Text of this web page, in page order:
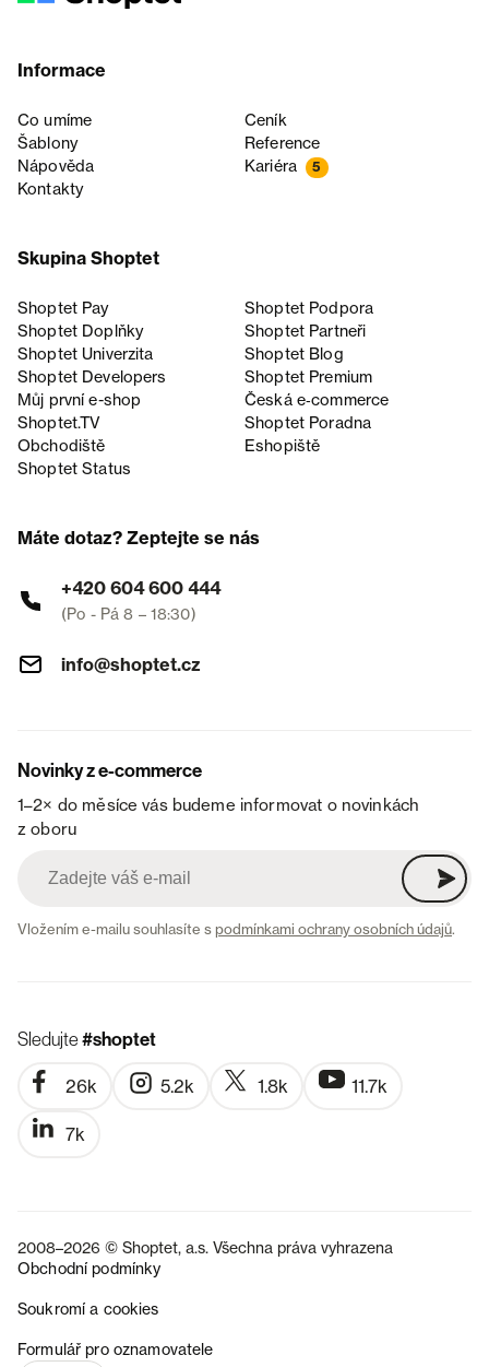
Informace
Co umíme
Ceník
Šablony
Reference
Nápověda
Kariéra 5
Kontakty
Skupina Shoptet
Shoptet Pay
Shoptet Podpora
Shoptet Doplňky
Shoptet Partneři
Shoptet Univerzita
Shoptet Blog
Shoptet Developers
Shoptet Premium
Můj první e-shop
Česká e‑commerce
Shoptet.TV
Shoptet Poradna
Obchodiště
Eshopiště
Shoptet Status
Máte dotaz? Zeptejte se nás
+420 604 600 444
(Po - Pá 8 – 18:30)
info@shoptet.cz
Novinky z e-commerce
1–2× do měsíce vás budeme informovat o novinkách
z oboru
Vložením e-mailu souhlasíte spodmínkami ochrany osobních údajů.
Sledujte#shoptet
26k 5.2k 1.8k 11.7k
7k
2008–2026 © Shoptet, a.s. Všechna práva vyhrazena
Obchodní podmínky
Soukromí a cookies
Formulář pro oznamovatele